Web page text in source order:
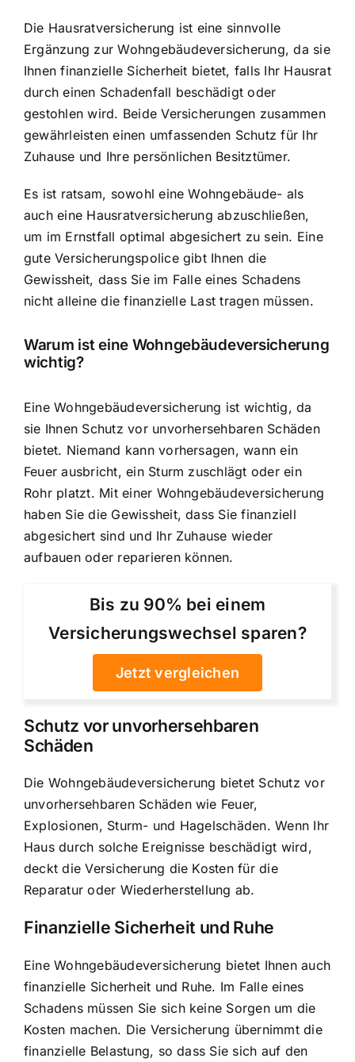
Die Hausratversicherung ist eine sinnvolle
Ergänzung zur Wohngebäudeversicherung, da sie
Ihnen finanzielle Sicherheit bietet, falls Ihr Hausrat
durch einen Schadenfall beschädigt oder
gestohlen wird. Beide Versicherungen zusammen
gewährleisten einen umfassenden Schutz für Ihr
Zuhause und Ihre persönlichen Besitztümer.
Es ist ratsam, sowohl eine Wohngebäude- als
auch eine Hausratversicherung abzuschließen,
um im Ernstfall optimal abgesichert zu sein. Eine
gute Versicherungspolice gibt Ihnen die
Gewissheit, dass Sie im Falle eines Schadens
nicht alleine die finanzielle Last tragen müssen.
Warum ist eine Wohngebäudeversicherung
wichtig?
Eine Wohngebäudeversicherung ist wichtig, da
sie Ihnen Schutz vor unvorhersehbaren Schäden
bietet. Niemand kann vorhersagen, wann ein
Feuer ausbricht, ein Sturm zuschlägt oder ein
Rohr platzt. Mit einer Wohngebäudeversicherung
haben Sie die Gewissheit, dass Sie finanziell
abgesichert sind und Ihr Zuhause wieder
aufbauen oder reparieren können.
Bis zu 90% bei einem
Versicherungswechsel sparen?
Jetzt vergleichen
Schutz vor unvorhersehbaren
Schäden
Die Wohngebäudeversicherung bietet Schutz vor
unvorhersehbaren Schäden wie Feuer,
Explosionen, Sturm- und Hagelschäden. Wenn Ihr
Haus durch solche Ereignisse beschädigt wird,
deckt die Versicherung die Kosten für die
Reparatur oder Wiederherstellung ab.
Finanzielle Sicherheit und Ruhe
Eine Wohngebäudeversicherung bietet Ihnen auch
finanzielle Sicherheit und Ruhe. Im Falle eines
Schadens müssen Sie sich keine Sorgen um die
Kosten machen. Die Versicherung übernimmt die
finanzielle Belastung, so dass Sie sich auf den